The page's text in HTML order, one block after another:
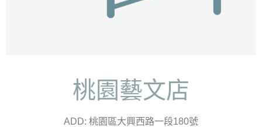
桃園藝文店
ADD: 桃園區大興西路一段180號